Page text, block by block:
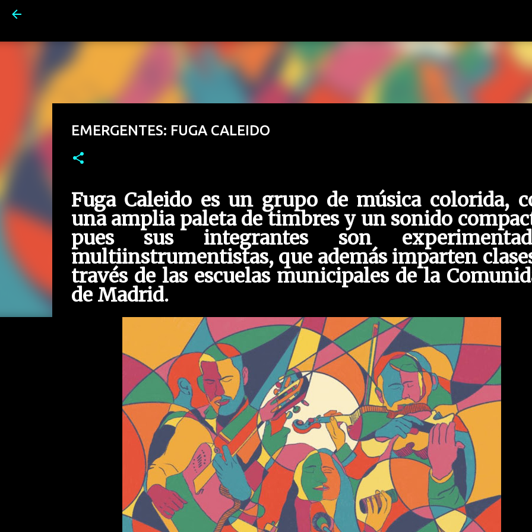
EMERGENTES: FUGA CALEIDO
Fuga Caleido es un grupo de música colorida,
una amplia paleta de timbres y un sonido
pues sus integrantes son
multiinstrumentistas, que además imparten
través de las escuelas municipales de la
de Madrid.